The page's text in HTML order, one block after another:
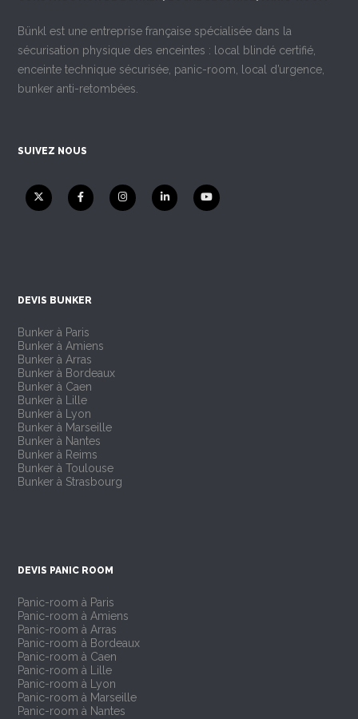
Bünkl est une entreprise française spécialisée dans la
sécurisation physique des enceintes : local blindé certifié,
enceinte technique sécurisée, panic-room, local d’urgence,
bunker anti-retombées.
SUIVEZ NOUS
DEVIS BUNKER
Bunker à Paris
Bunker à Amiens
Bunker à Arras
Bunker à Bordeaux
Bunker à Caen
Bunker à Lille
Bunker à Lyon
Bunker à Marseille
Bunker à Nantes
Bunker à Reims
Bunker à Toulouse
Bunker à Strasbourg
DEVIS PANIC ROOM
Panic-room à Paris
Panic-room à Amiens
Panic-room à Arras
Panic-room à Bordeaux
Panic-room à Caen
Panic-room à Lille
Panic-room à Lyon
Panic-room à Marseille
Panic-room à Nantes